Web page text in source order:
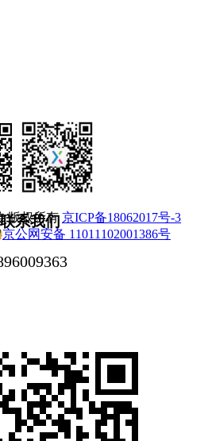
版权所有京ICP备18062017号-3
京公网安备 11011102001386号
联系我们
17:30，节假日休息